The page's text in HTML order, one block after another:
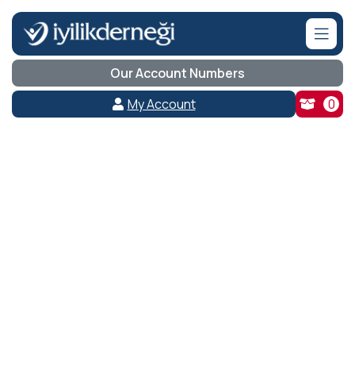
Our Account Numbers
My Account
0